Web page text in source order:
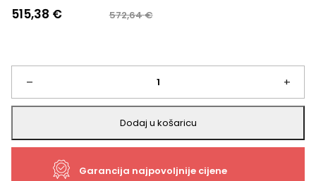
572,64€
Izvorna
je:
572,64 €.
515,38 €
Trenutna
515,38 €.
–
Krevet
Ria
120x200
+
Dodaj u košaricu
Garancija najpovoljnije cijene